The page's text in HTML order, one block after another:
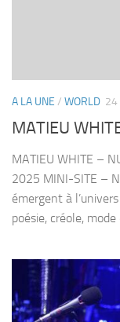
A LA UNE / WORLD 24
MATIEU
MATIEU WHITE –
2025 MINI-SITE –
émergent à
poésie, créole,